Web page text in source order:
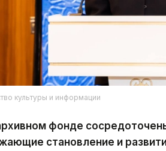
культуры и информации
фонде
становление и